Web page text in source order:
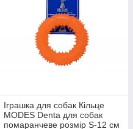
Іграшка для собак Кільце
MODES Denta для собак
помаранчеве розмір S-12 см